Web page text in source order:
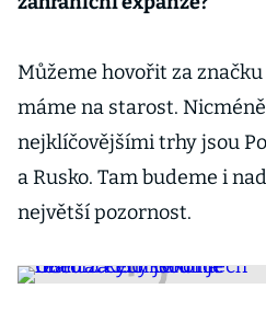
Můžeme hovořit za
máme na starost.
nejklíčovějšími trhy jsou
a Rusko. Tam budeme i
největší pozornost.